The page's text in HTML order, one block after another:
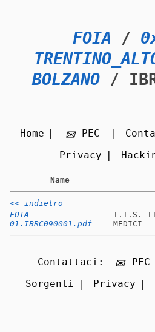
FOIA /
BOLZANO /
Home PEC
Privacy
Name
<< indietro
FOIA-
01.IBRC090001.pdf
I.I.S. II
MEDICI
Contattaci: PEC
Sorgenti
Privacy